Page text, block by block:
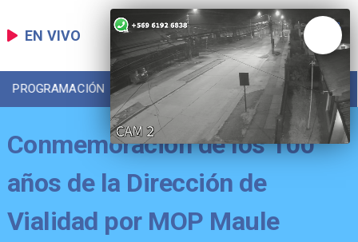
EN VIVO
PROGRAMACIÓN LOCAL DEPORTES
Conmemoración de los 100
años de la Dirección de
Vialidad por MOP Maule